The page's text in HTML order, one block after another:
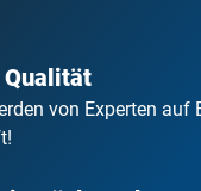
von Experten auf